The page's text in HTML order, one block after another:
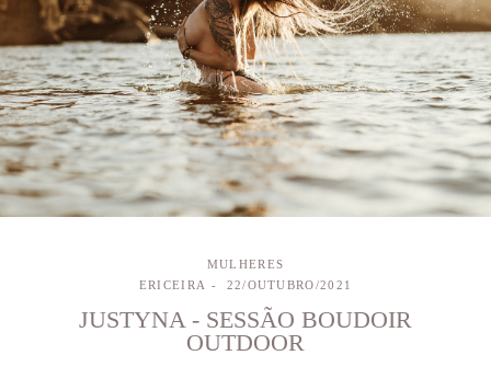
MULHERES
ERICEIRA
22/OUTUBRO/2021
JUSTYNA - SESSÃO BOUDOIR
OUTDOOR